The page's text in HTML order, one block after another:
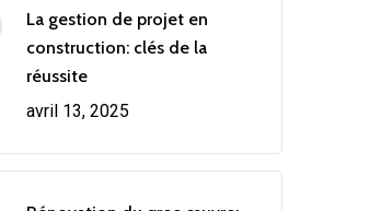
La gestion de projet en
construction: clés de la
réussite
avril 13, 2025